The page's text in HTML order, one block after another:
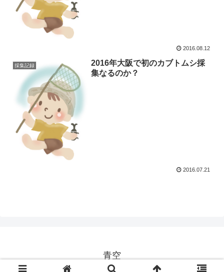
2016.08.12
採集記録
2016年大阪で初のカブトムシ採
集なるのか？
2016.07.21
青空
© 2016 青空.